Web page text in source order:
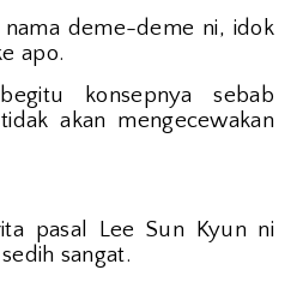
nama deme-deme ni, idok
apo.
konsepnya sebab
akan mengecewakan
pasal Lee Sun Kyun ni
sangat.